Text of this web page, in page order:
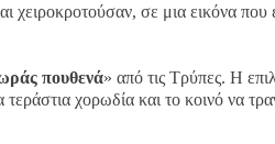
χειροκροτούσαν, σε μια εικόνα
πουθενά» από τις Τρύπες. Η
χορωδία και το κοινό να